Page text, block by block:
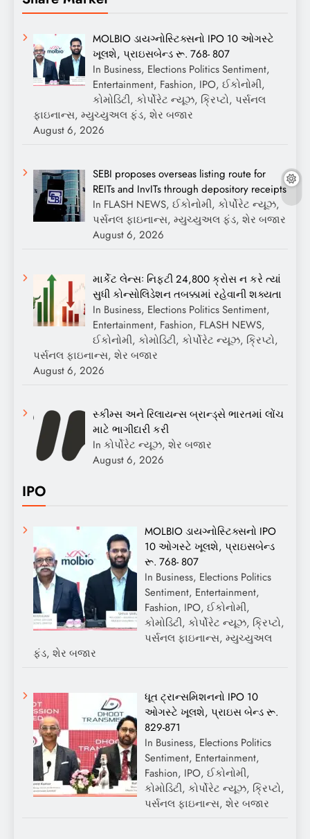
MOLBIO ડાયગ્નોસ્ટિક્સનો IPO 10 ઓગસ્ટે
ખૂલશે, પ્રાઇસબેન્ડ રૂ. 768- 807
In Business, Elections Politics Sentiment,
Entertainment, Fashion, IPO, ઈકોનોમી,
કોમોડિટી, કોર્પોરેટ ન્યૂઝ, ક્રિપ્ટો, પર્સનલ
ફાઇનાન્સ, મ્યુચ્યુઅલ ફંડ, શેર બજાર
August 6, 2026
SEBI proposes overseas listing route for
REITs and InvITs through depository receipts
In FLASH NEWS, ઈકોનોમી, કોર્પોરેટ ન્યૂઝ,
પર્સનલ ફાઇનાન્સ, મ્યુચ્યુઅલ ફંડ, શેર બજાર
August 6, 2026
માર્કેટ લેન્સઃ નિફ્ટી 24,800 ક્રોસ ન કરે ત્યાં
સુધી કોન્સોલિડેશન તબક્કામાં રહેવાની શક્યતા
In Business, Elections Politics Sentiment,
Entertainment, Fashion, FLASH NEWS,
ઈકોનોમી, કોમોડિટી, કોર્પોરેટ ન્યૂઝ, ક્રિપ્ટો,
પર્સનલ ફાઇનાન્સ, શેર બજાર
August 6, 2026
સ્કીમ્સ અને રિલાયન્સ બ્રાન્ડ્સે ભારતમાં લોંચ
માટે ભાગીદારી કરી
In કોર્પોરેટ ન્યૂઝ, શેર બજાર
August 6, 2026
IPO
MOLBIO ડાયગ્નોસ્ટિક્સનો IPO
10 ઓગસ્ટે ખૂલશે, પ્રાઇસબેન્ડ
રૂ. 768- 807
In Business, Elections Politics
Sentiment, Entertainment,
Fashion, IPO, ઈકોનોમી,
કોમોડિટી, કોર્પોરેટ ન્યૂઝ, ક્રિપ્ટો,
પર્સનલ ફાઇનાન્સ, મ્યુચ્યુઅલ
ફંડ, શેર બજાર
ધૂત ટ્રાન્સમિશનનો IPO 10
ઓગસ્ટે ખૂલશે, પ્રાઇસ બેન્ડ રૂ.
829-871
In Business, Elections Politics
Sentiment, Entertainment,
Fashion, IPO, ઈકોનોમી,
કોમોડિટી, કોર્પોરેટ ન્યૂઝ, ક્રિપ્ટો,
પર્સનલ ફાઇનાન્સ, શેર બજાર